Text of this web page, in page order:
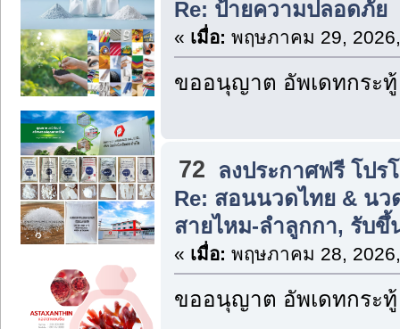
Re: ป้ายความปลอดภัย
« เมื่อ: พฤษภาคม 29,
ขออนุญาต อัพเดทกระทู้
72
ลงประกาศฟรี โป
Re: สอนนวดไทย & น
สายไหม-ลำลูกกา, รับขึ้
« เมื่อ: พฤษภาคม 28,
ขออนุญาต อัพเดทกระทู้